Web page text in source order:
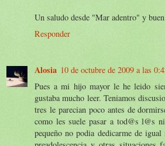
Un saludo desde "Mar adentro" y
Responder
Alosia 10 de octubre de 2009 a las
Pues a mi hijo mayor le he leido
gustaba mucho leer. Teniamos
tres le parecian poco antes de
como les suele pasar a tod@s l@s
pequeño no podia dedicarme de